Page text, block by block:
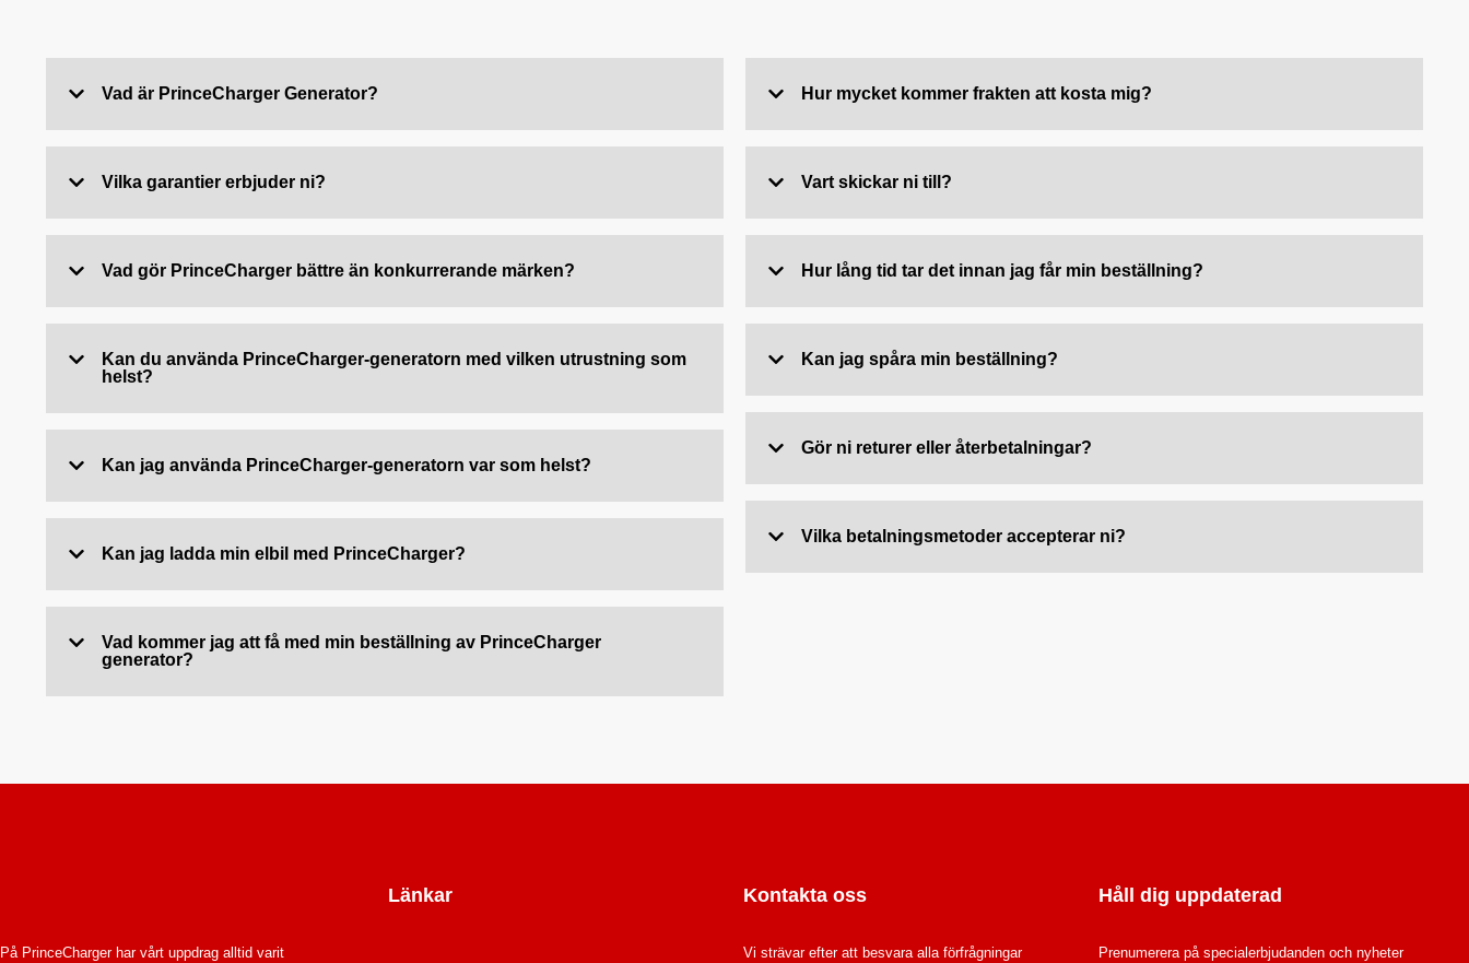
Vad är PrinceCharger Generator?
Vilka garantier erbjuder ni?
Vad gör PrinceCharger bättre än konkurrerande märken?
Kan du använda PrinceCharger-generatorn med vilken utrustning som
helst?
Kan jag använda PrinceCharger-generatorn var som helst?
Kan jag ladda min elbil med PrinceCharger?
Vad kommer jag att få med min beställning av PrinceCharger
generator?
Hur mycket kommer frakten att kosta mig?
Vart skickar ni till?
Hur lång tid tar det innan jag får min beställning?
Kan jag spåra min beställning?
Gör ni returer eller återbetalningar?
Vilka betalningsmetoder accepterar ni?
På PrinceCharger har vårt uppdrag alltid varit
Länkar Kontakta oss
Vi strävar efter att besvara alla förfrågningar
Håll dig uppdaterad
Prenumerera på specialerbjudanden och nyheter